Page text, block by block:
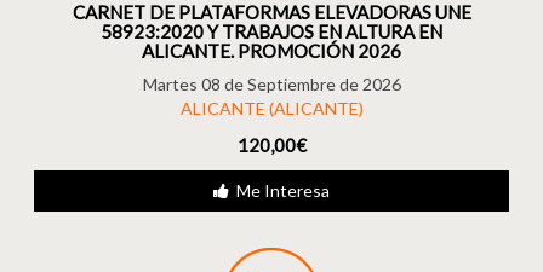
CARNET DE PLATAFORMAS ELEVADORAS UNE
58923:2020 Y TRABAJOS EN ALTURA EN
ALICANTE. PROMOCIÓN 2026
Martes 08 de Septiembre de 2026
ALICANTE (ALICANTE)
120,00€
Me Interesa